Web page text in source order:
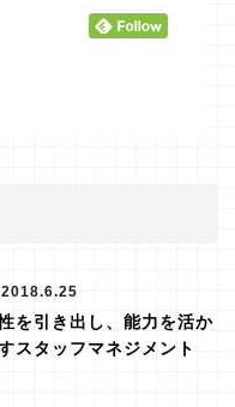
2018.6.25
を引き出し、能力を活か
スタッフマネジメント